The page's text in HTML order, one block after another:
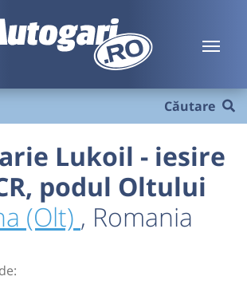
Căutare
Lukoil - iesire
podul Oltului
(Olt) , Romania